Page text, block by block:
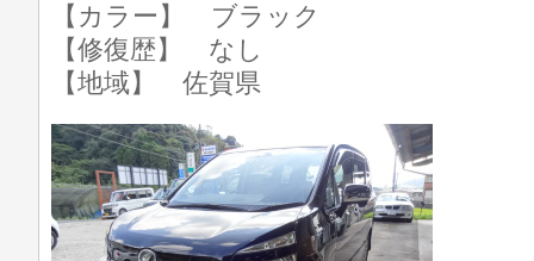
【カラー】 ブラック
【修復歴】 なし
【地域】 佐賀県